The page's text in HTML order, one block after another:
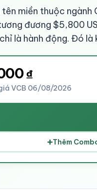
tên miền thuộc
đương $5,800
là hành động. Đó là
₫
VCB 06/08/2026
➕Thêm